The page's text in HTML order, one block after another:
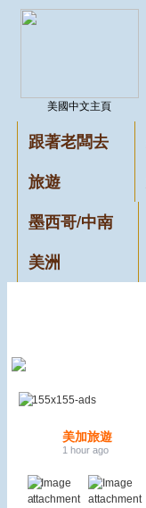
美國中文主頁
跟著老闆去
旅遊
墨西哥/中南
美洲
美加旅遊
1 hour ago